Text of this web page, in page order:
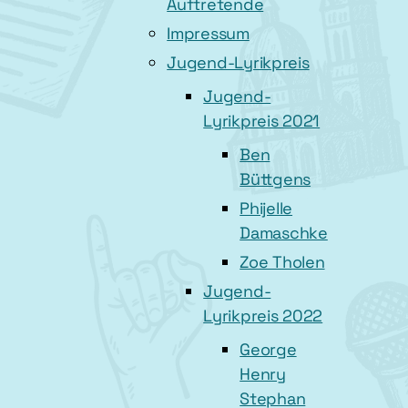
Auftretende
Impressum
Jugend-Lyrikpreis
Jugend-
Lyrikpreis 2021
Ben
Büttgens
Phijelle
Damaschke
Zoe Tholen
Jugend-
Lyrikpreis 2022
George
Henry
Stephan